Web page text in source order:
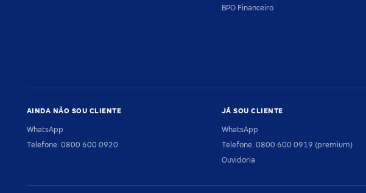
BPO Financeiro
AINDA NÃO SOU CLIENTE
WhatsApp
Telefone: 0800 600 0920
JÁ SOU CLIENTE
WhatsApp
Telefone: 0800 600 0919 (premium)
Ouvidoria